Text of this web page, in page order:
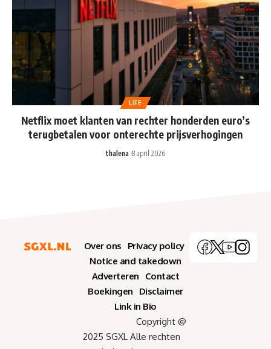
LIFE
Netflix moet klanten van rechter honderden euro’s
terugbetalen voor onterechte prijsverhogingen
thalena 8 april 2026
Over ons
Privacy policy
Notice and takedown
Adverteren
Contact
Boekingen
Disclaimer
Link in Bio
Copyright @
2025 SGXL Alle rechten